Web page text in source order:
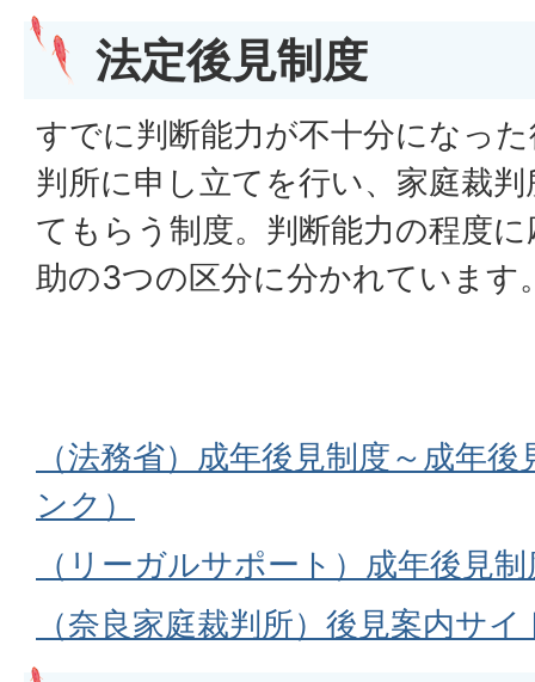
法定後見制度
すでに判断能力が不十分になっ
判所に申し立てを行い、家庭裁
てもらう制度。判断能力の程度
助の3つの区分に分かれています
（法務省）成年後見制度～成年
ンク）
（リーガルサポート）成年後見
（奈良家庭裁判所）後見案内サ